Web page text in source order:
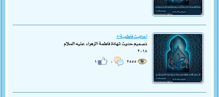
أحاديث فاطمية-٥
تصميم حديث شهادة فاطمة الزهراء عليه السلام
٢٠١٨